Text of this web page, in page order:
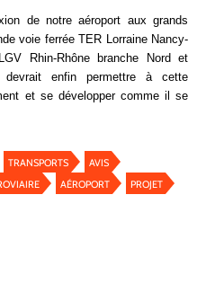
de notre aéroport aux grands
voie ferrée TER Lorraine Nancy-
Rhin-Rhône branche Nord et
enfin permettre à cette
et se développer comme il se
transports
avis
aéroport
projet